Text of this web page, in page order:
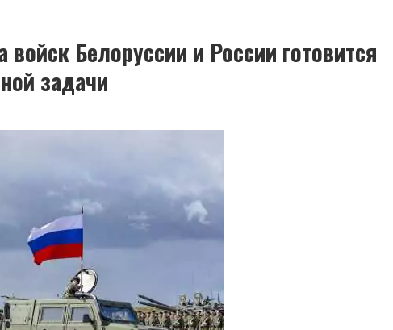
войск Белоруссии и России готовится
задачи